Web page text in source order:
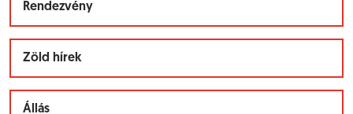
Rendezvény
Zöld hírek
Állás